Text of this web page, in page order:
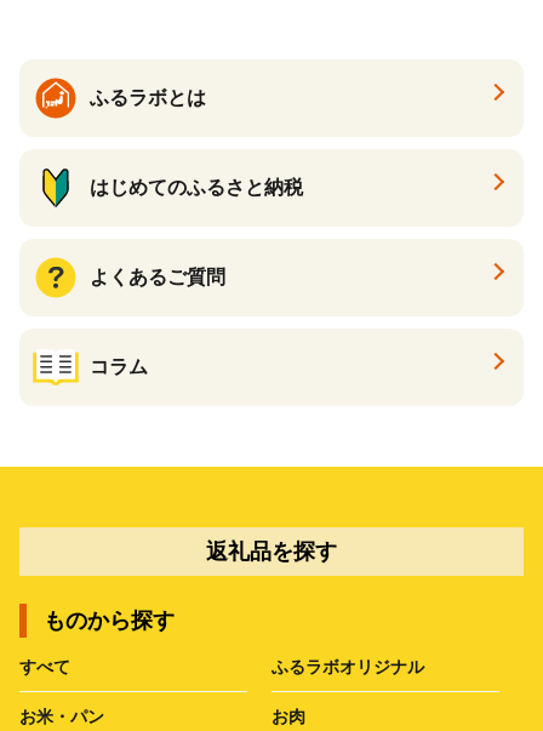
ふるラボとは
はじめてのふるさと納税
よくあるご質問
コラム
返礼品を探す
ものから探す
すべて ふるラボオリジナル
お米・パン お肉